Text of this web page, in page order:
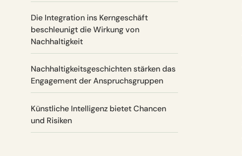
Die Integration ins Kerngeschäft
beschleunigt die Wirkung von
Nachhaltigkeit
Nachhaltigkeitsgeschichten stärken das
Engagement der Anspruchsgruppen
Künstliche Intelligenz bietet Chancen
und Risiken